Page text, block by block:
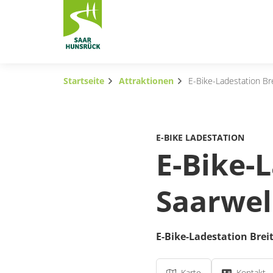
Zum Hauptinhalt springen
Startseite Attraktionen E-Bike-Ladestation
E-BIKE LADESTATION
E-
E-Bike-Ladestation